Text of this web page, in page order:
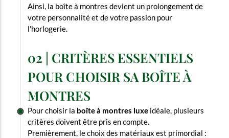
Ainsi, la boîte à montres devient un prolongement de
votre personnalité et de votre passion pour
l'horlogerie.
02 | CRITÈRES ESSENTIELS
POUR CHOISIR SA BOÎTE À
MONTRES
Pour choisir la boîte à montres luxe idéale, plusieurs
critères doivent être pris en compte.
Premièrement, le choix des matériaux est primordial :